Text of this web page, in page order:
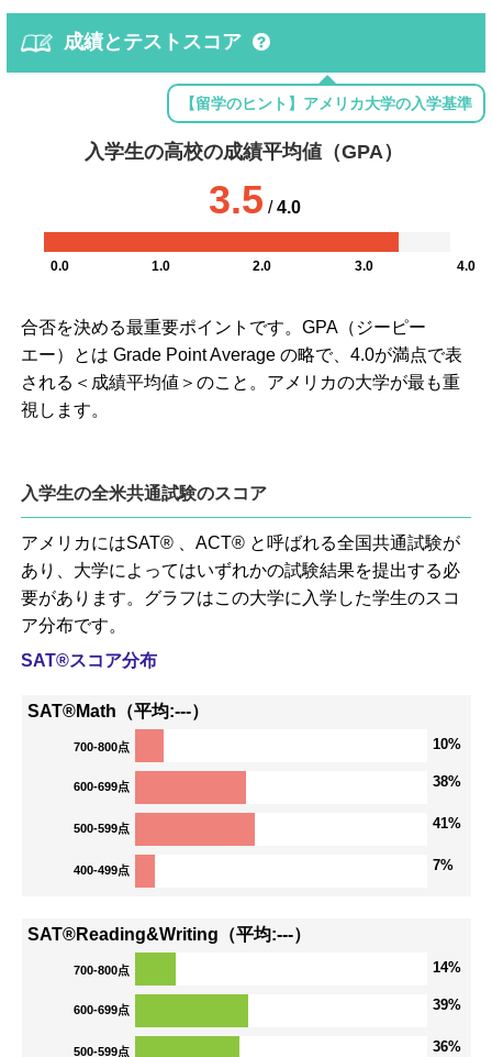
成績とテストスコア
【留学のヒント】アメリカ大学の入学基準
入学生の高校の成績平均値（GPA）
3.5 / 4.0
0.0 1.0 2.0 3.0 4.0
合否を決める最重要ポイントです。GPA（ジーピー
エー）とは Grade Point Average の略で、4.0が満点で表
される＜成績平均値＞のこと。アメリカの大学が最も重
視します。
入学生の全米共通試験のスコア
アメリカにはSAT® 、ACT® と呼ばれる全国共通試験が
あり、大学によってはいずれかの試験結果を提出する必
要があります。グラフはこの大学に入学した学生のスコ
ア分布です。
SAT®スコア分布
SAT®Math（平均:---）
700-800点 10%
600-699点 38%
500-599点 41%
400-499点 7%
SAT®Reading&Writing（平均:---）
700-800点 14%
600-699点 39%
500-599点 36%